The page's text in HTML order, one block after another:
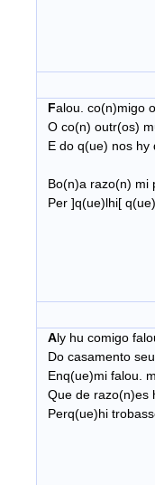
Falou. co(n)migo
O co(n) outr(os)
E do q(ue) nos hy
Bo(n)a razo(n) mi
Per ]q(ue)lhi[
Aly hu comigo
Do casamento
Enq(ue)mi falou.
Que de razo(n)es
Perq(ue)hi